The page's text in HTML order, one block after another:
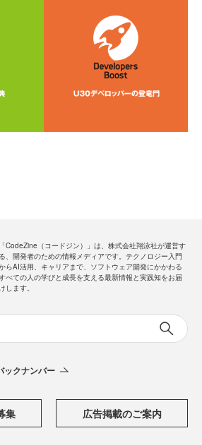
「CodeZine（コードジン）」は、株式会社翔泳社が運営す
る、開発者のための情報メディアです。テクノロジー入門
らAI活用、キャリアまで、ソフトウェア開発にかかわる
べての人の学びと成長を支える最新情報と実践知をお届
します。
ックナンバー
集 広告掲載のご案内